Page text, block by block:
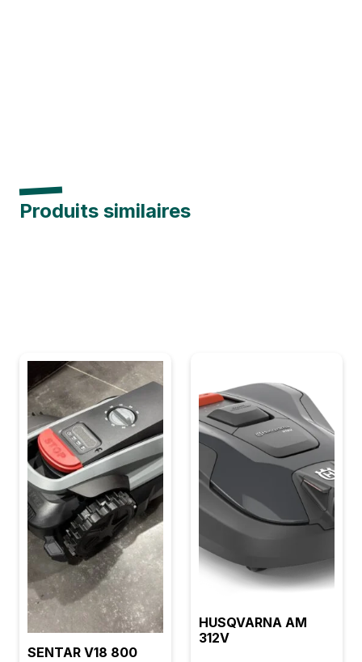
Produits similaires
SENTAR V18 800
HUSQVARNA AM
312V